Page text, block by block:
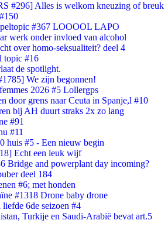
#296] Alles is welkom kneuzing of breuk
#367 LOOOOL LAPO
werk onder invloed van alcohol
over homo-seksualiteit? deel 4
topic #16
de spotlight.
We zijn begonnen!
2026 #5 Lollergps
door grens naar Ceuta in Spanje,l #10
bij AH duurt straks 2x zo lang
#91
#11
huis #5 - Een nieuw begin
Echt een leuk wijf
Bridge and powerplant day incoming?
deel 184
#6; met honden
#1318 Drone baby drone
6de seizoen #4
Turkije en Saudi-Arabië bevat art.5